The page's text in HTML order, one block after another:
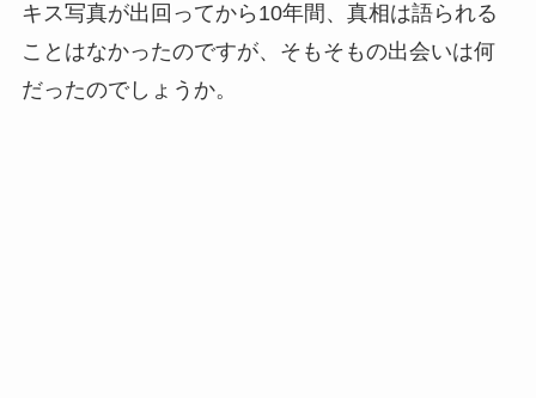
キス写真が出回ってから10年間、真相は語られる
ことはなかったのですが、そもそもの出会いは何
だったのでしょうか。